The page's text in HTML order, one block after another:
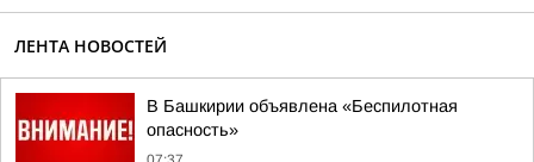
ЛЕНТА НОВОСТЕЙ
В Башкирии объявлена «Беспилотная
опасность»